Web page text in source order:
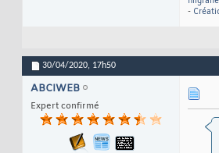
-
30/04/2020, 17h50
ABCIWEB
Expert confirmé